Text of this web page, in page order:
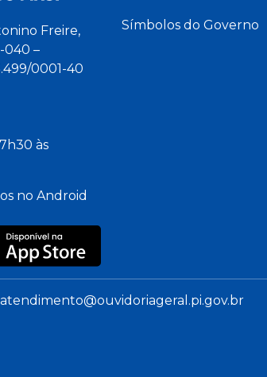
Freire,
040 –
0001-40
às
no Android
Símbolos do Governo
atendimento@ouvidoriageral.pi.gov.br